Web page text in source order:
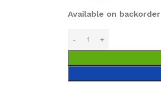
Available on backorder